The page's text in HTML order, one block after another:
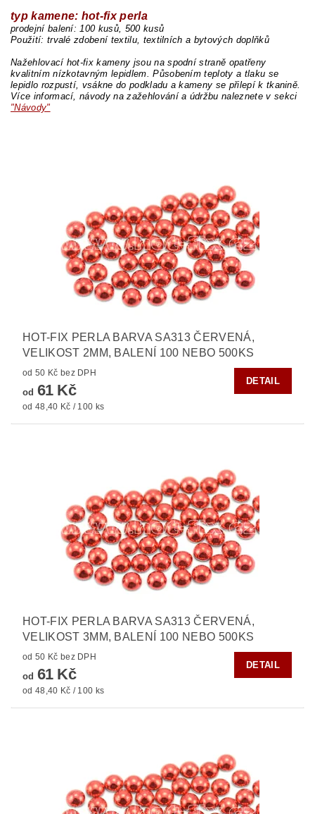
typ kamene: hot-fix perla
prodejní balení: 100 kusů, 500 kusů
Použití: trvalé zdobení textilu, textilních a bytových doplňků
Nažehlovací hot-fix kameny jsou na spodní straně opatřeny
kvalitním nízkotavným lepidlem. Působením teploty a tlaku se
lepidlo rozpustí, vsákne do podkladu a kameny se přilepí k tkanině.
Více informací, návody na zažehlování a údržbu naleznete v sekci
"Návody"
HOT-FIX PERLA BARVA SA313 ČERVENÁ,
VELIKOST 2MM, BALENÍ 100 NEBO 500KS
od 50 Kč bez DPH
od 61 Kč
od 48,40 Kč / 100 ks
DETAIL
HOT-FIX PERLA BARVA SA313 ČERVENÁ,
VELIKOST 3MM, BALENÍ 100 NEBO 500KS
od 50 Kč bez DPH
od 61 Kč
od 48,40 Kč / 100 ks
DETAIL